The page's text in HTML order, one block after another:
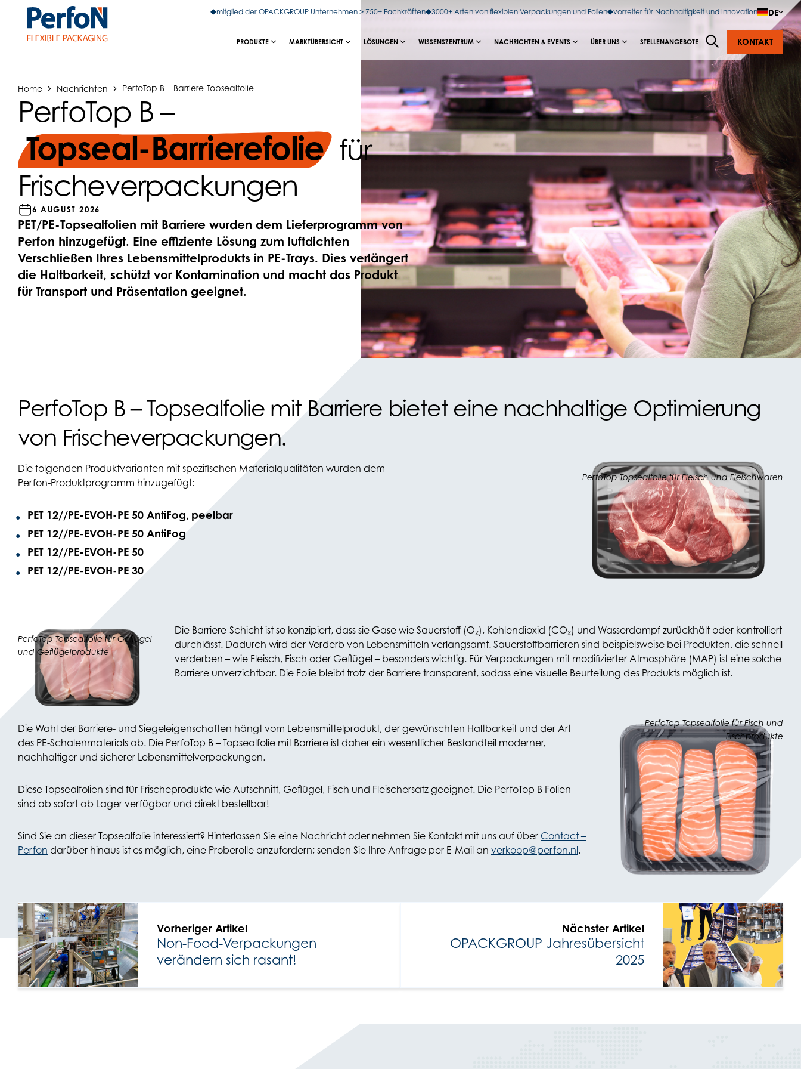
mitglied der OPACKGROUP Unternehmen > 750+ Fachkräften 3000+ Arten von flexiblen Verpackungen und Folien vorreiter für Nachhaltigkeit und Innovation DE
PRODUKTE MARKTÜBERSICHT LÖSUNGEN WISSENSZENTRUM NACHRICHTEN & EVENTS ÜBER UNS STELLENANGEBOTE KONTAKT
Home Nachrichten PerfoTop B – Barriere-Topsealfolie
PerfoTop B –
Topseal-Barrierefolie für
Frischeverpackungen
6 AUGUST 2026
PET/PE-Topsealfolien mit Barriere wurden dem Lieferprogramm von
Perfon hinzugefügt. Eine effiziente Lösung zum luftdichten
Verschließen Ihres Lebensmittelprodukts in PE-Trays. Dies verlängert
die Haltbarkeit, schützt vor Kontamination und macht das Produkt
für Transport und Präsentation geeignet.
PerfoTop B – Topsealfolie mit Barriere bietet eine nachhaltige Optimierung
von Frischeverpackungen.
Die folgenden Produktvarianten mit spezifischen Materialqualitäten wurden dem
Perfon-Produktprogramm hinzugefügt:
PET 12//PE-EVOH-PE 50 AntiFog, peelbar
PET 12//PE-EVOH-PE 50 AntiFog
PET 12//PE-EVOH-PE 50
PET 12//PE-EVOH-PE 30
PerfoTop Topsealfolie für Fleisch und Fleischwaren
PerfoTop Topsealfolie für Geflügel
und Geflügelprodukte
Die Barriere-Schicht ist so konzipiert, dass sie Gase wie Sauerstoff (O₂), Kohlendioxid (CO₂) und Wasserdampf zurückhält oder kontrolliert
durchlässt. Dadurch wird der Verderb von Lebensmitteln verlangsamt. Sauerstoffbarrieren sind beispielsweise bei Produkten, die schnell
verderben – wie Fleisch, Fisch oder Geflügel – besonders wichtig. Für Verpackungen mit modifizierter Atmosphäre (MAP) ist eine solche
Barriere unverzichtbar. Die Folie bleibt trotz der Barriere transparent, sodass eine visuelle Beurteilung des Produkts möglich ist.
Die Wahl der Barriere- und Siegeleigenschaften hängt vom Lebensmittelprodukt, der gewünschten Haltbarkeit und der Art
des PE-Schalenmaterials ab. Die PerfoTop B – Topsealfolie mit Barriere ist daher ein wesentlicher Bestandteil moderner,
nachhaltiger und sicherer Lebensmittelverpackungen.
Diese Topsealfolien sind für Frischeprodukte wie Aufschnitt, Geflügel, Fisch und Fleischersatz geeignet. Die PerfoTop B Folien
sind ab sofort ab Lager verfügbar und direkt bestellbar!
Sind Sie an dieser Topsealfolie interessiert? Hinterlassen Sie eine Nachricht oder nehmen Sie Kontakt mit uns auf über Contact –
Perfon darüber hinaus ist es möglich, eine Proberolle anzufordern; senden Sie Ihre Anfrage per E-Mail an verkoop@perfon.nl.
PerfoTop Topsealfolie für Fisch und
Fischprodukte
Vorheriger Artikel
Non-Food-Verpackungen
verändern sich rasant!
Nächster Artikel
OPACKGROUP Jahresübersicht
2025